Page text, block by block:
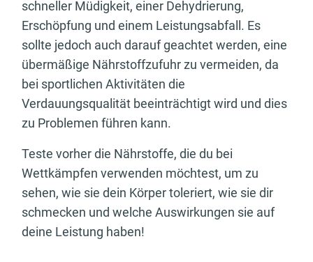
schneller Müdigkeit, einer Dehydrierung,
Erschöpfung und einem Leistungsabfall. Es
sollte jedoch auch darauf geachtet werden, eine
übermäßige Nährstoffzufuhr zu vermeiden, da
bei sportlichen Aktivitäten die
Verdauungsqualität beeinträchtigt wird und dies
zu Problemen führen kann.
Teste vorher die Nährstoffe, die du bei
Wettkämpfen verwenden möchtest, um zu
sehen, wie sie dein Körper toleriert, wie sie dir
schmecken und welche Auswirkungen sie auf
deine Leistung haben!